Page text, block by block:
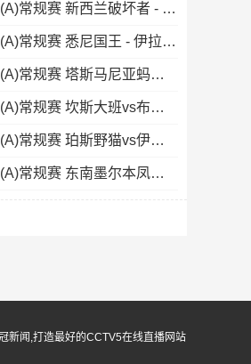
04月24日NBL(A)常规赛 新西兰破坏者 - 阿德莱德36人 录像集锦
04月24日NBL(A)常规赛 悉尼国王 - 伊拉瓦拉老鹰 录像集锦
04月23日NBL(A)常规赛 塔斯马尼亚蚂蚁vs墨尔本联 录像集锦
04月23日NBL(A)常规赛 坎斯大班vs布里斯班子弹 录像集锦
04月22日NBL(A)常规赛 珀斯野猫vs伊拉瓦拉老鹰 录像
04月22日NBL(A)常规赛 东南墨尔本凤凰vs阿德莱德36人 录像
新闻,打造最好的CCTV5在线直播网站